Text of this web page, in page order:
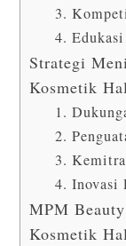
3.
4.
Strategi
Kosmetik
1.
2.
3.
4. Inovasi
MPM
Kosmetik